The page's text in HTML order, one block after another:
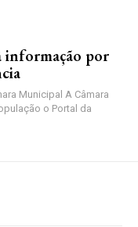
informação por
Municipal A Câmara
o Portal da